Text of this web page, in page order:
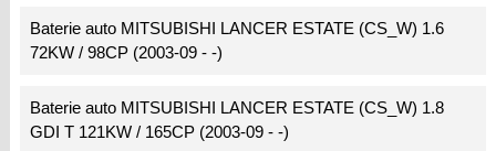
Baterie auto MITSUBISHI LANCER ESTATE (CS_W) 1.6
72KW / 98CP (2003-09 - -)
Baterie auto MITSUBISHI LANCER ESTATE (CS_W) 1.8
GDI T 121KW / 165CP (2003-09 - -)